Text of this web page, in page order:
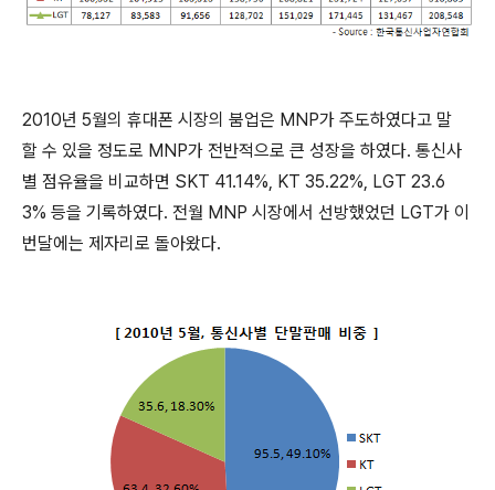
2010년 5월의 휴대폰 시장의 붐업은 MNP가 주도하였다고 말
할 수 있을 정도로 MNP가 전반적으로 큰 성장을 하였다. 통신사
별 점유율을 비교하면 SKT 41.14%, KT 35.22%, LGT 23.6
3% 등을 기록하였다. 전월 MNP 시장에서 선방했었던 LGT가 이
번달에는 제자리로 돌아왔다.